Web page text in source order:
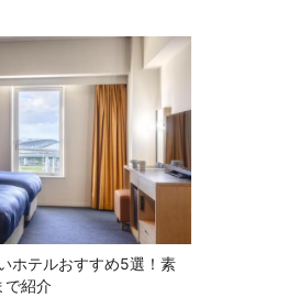
ホテルおすすめ5選！素
で紹介